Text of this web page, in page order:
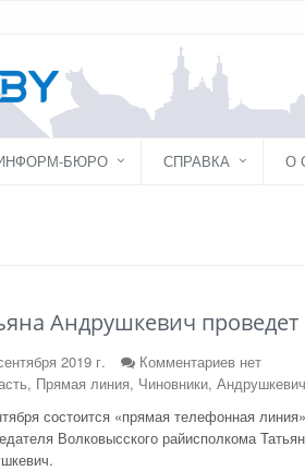
БЮРО СПРАВКА О
Андрушкевич
2019 г.
Комментариев нет
Прямая линия, Чиновники, Андрушкевич
состоится «прямая телефонная
Волковысского райисполкома